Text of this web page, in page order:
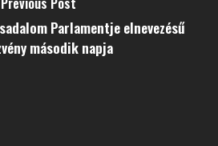
Parlamentje elnevezésű
második napja